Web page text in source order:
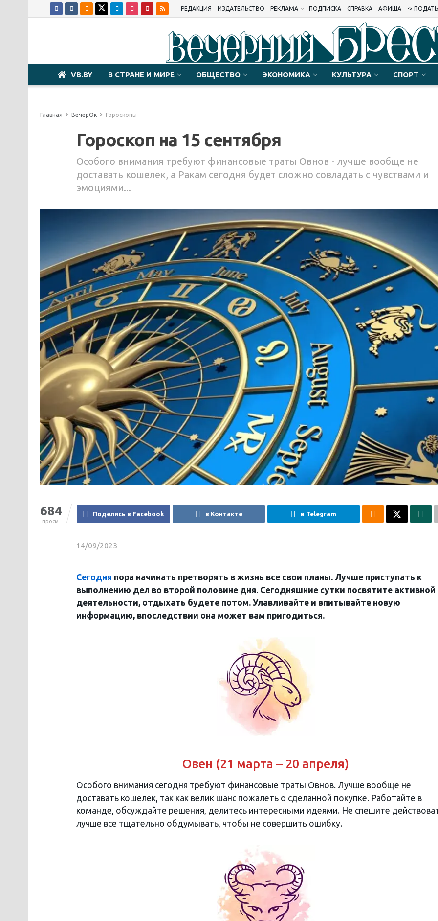
РЕДАКЦИЯ ИЗДАТЕЛЬСТВО РЕКЛАМА ПОДПИСКА СПРАВКА АФИША ->
VB.BY В СТРАНЕ И МИРЕ ОБЩЕСТВО ЭКОНОМИКА КУЛЬТУРА СПОРТ
Главная ВечерОк Гороскопы
Гороскоп на 15 сентября
Особого внимания требуют финансовые траты Овнов - лучше вообще не
доставать кошелек, а Ракам сегодня будет сложно совладать с чувствами и
эмоциями...
684
просм.
Поделись в Facebook в Контакте в Telegram
14/09/2023
Сегодня пора начинать претворять в жизнь все свои планы. Лучше приступать к
выполнению дел во второй половине дня. Сегодняшние сутки посвятите активной
деятельности, отдыхать будете потом. Улавливайте и впитывайте новую
информацию, впоследствии она может вам пригодиться.
Овен (21 марта – 20 апреля)
Особого внимания сегодня требуют финансовые траты Овнов. Лучше вообще не
доставать кошелек, так как велик шанс пожалеть о сделанной покупке. Работайте в
команде, обсуждайте решения, делитесь интересными идеями. Не спешите
лучше все тщательно обдумывать, чтобы не совершить ошибку.